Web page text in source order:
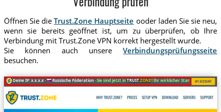
Verbindung prüfen
Öffnen Sie dieTrust.Zone Hauptseite ooder laden Sie sie neu,
wenn sie bereits geöffnet ist, um zu überprüfen, ob Ihre
Verbindung mit Trust.Zone VPN korrekt hergestellt wurde.
Sie können auch unsereVerbindungsprüfungsseite
besuchen.
Deine IP: x.x.x.x · Russische Föderation ·Sie sind jetzt inTRUST.ZONE! Ihr wirklicher Standort ist